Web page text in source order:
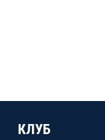
КЛУБ